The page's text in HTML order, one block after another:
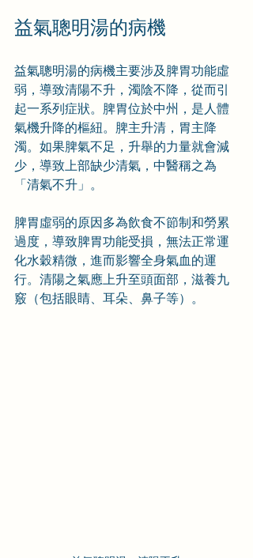
益氣聰明湯的病機
益氣聰明湯的病機主要涉及脾胃功能虛
弱，導致清陽不升，濁陰不降，從而引
起一系列症狀。脾胃位於中州，是人體
氣機升降的樞紐。脾主升清，胃主降
濁。如果脾氣不足，升舉的力量就會減
少，導致上部缺少清氣，中醫稱之為
「清氣不升」。
脾胃虛弱的原因多為飲食不節制和勞累
過度，導致脾胃功能受損，無法正常運
化水穀精微，進而影響全身氣血的運
行。清陽之氣應上升至頭面部，滋養九
竅（包括眼睛、耳朵、鼻子等）。